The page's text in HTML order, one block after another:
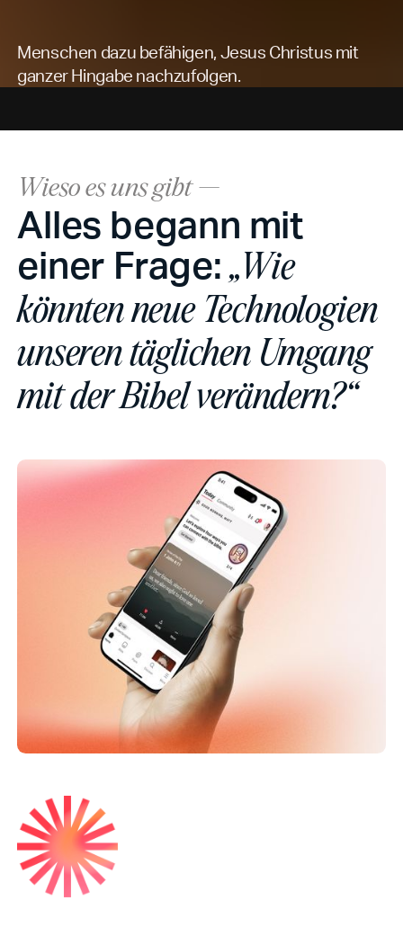
Menschen dazu befähigen, Jesus Christus mit
ganzer Hingabe nachzufolgen.
Wieso es uns gibt —
Alles begann mit
einer Frage:„„Wie
könnten neue Technologien
unseren täglichen Umgang
mit der Bibel verändern?“